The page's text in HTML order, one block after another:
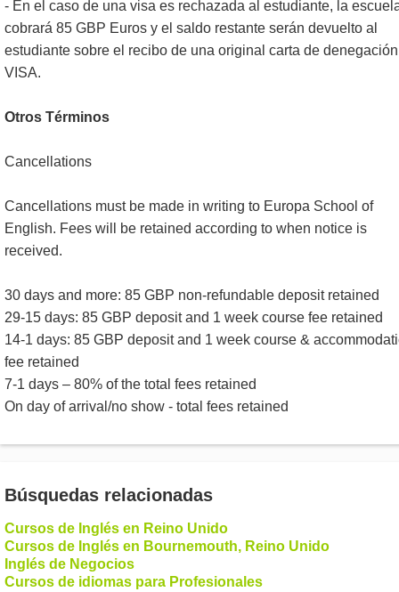
- En el caso de una visa es rechazada al estudiante, la
cobrará 85 GBP Euros y el saldo restante serán devuelto al
estudiante sobre el recibo de una original carta de
VISA.
Otros Términos
Cancellations
Cancellations must be made in writing to Europa School of
English. Fees will be retained according to when notice is
received.
30 days and more: 85 GBP non-refundable deposit retained
29-15 days: 85 GBP deposit and 1 week course fee retained
14-1 days: 85 GBP deposit and 1 week course &
fee retained
7-1 days – 80% of the total fees retained
On day of arrival/no show - total fees retained
Búsquedas relacionadas
Cursos de Inglés en Reino Unido
Cursos de Inglés en Bournemouth, Reino Unido
Inglés de Negocios
Cursos de idiomas para Profesionales